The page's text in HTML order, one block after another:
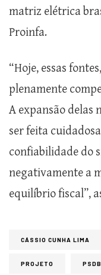
matriz elétrica
Proinfa.
“Hoje, essas
plenamente
A expansão delas
ser feita
confiabilidade do
negativamente a
equilíbrio fiscal”,
CÁSSIO CUNHA LIMA
PROJETO